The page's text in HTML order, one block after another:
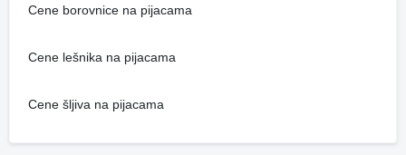
Cene borovnice na pijacama
Cene lešnika na pijacama
Cene šljiva na pijacama